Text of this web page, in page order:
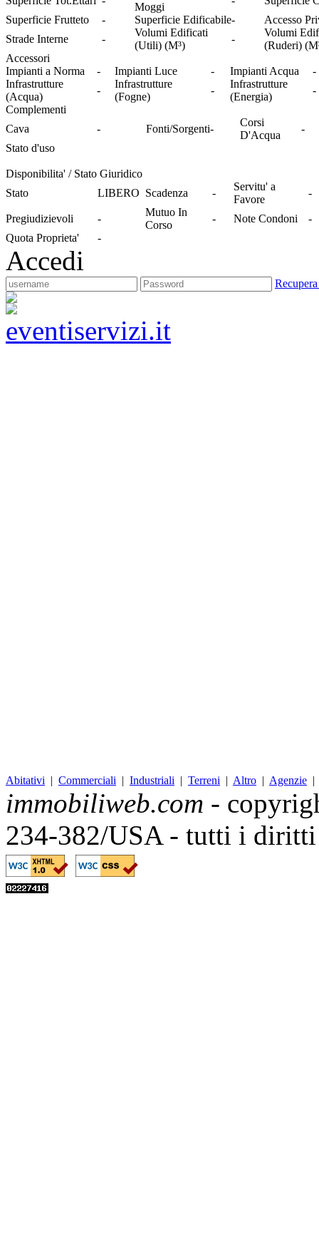
Moggi
Superficie Frutteto
- Superficie Edificabile-
Accesso
Strade Interne
-
Volumi Edificati
(Utili) (M³)
-
Volumi
(Ruderi)
Accessori
Impianti a Norma
- Impianti Luce - Impianti Acqua
-
Infrastrutture
(Acqua)
-
Infrastrutture
(Fogne)
-
Infrastrutture
(Energia)
-
Complementi
Cava
- Fonti/Sorgenti-
Corsi
D'Acqua
-
Stato d'uso
Disponibilita' / Stato Giuridico
Stato
LIBERO Scadenza -
Servitu' a
Favore
-
Pregiudizievoli -
Mutuo In
Corso
- Note Condoni
-
Quota Proprieta'
-
Accedi
Abitativi | Commerciali | Industriali | Terreni | Altro | Agenzie
immobiliweb.com -
234-382/USA - tutti i